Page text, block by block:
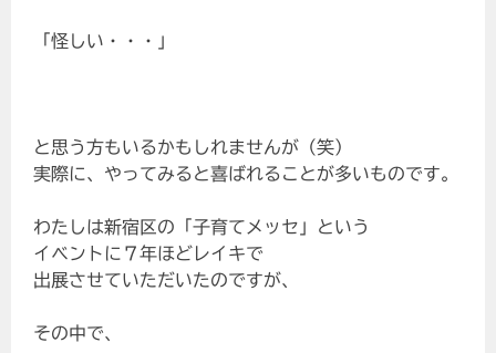
「怪しい・・・」
と思う方もいるかもしれませんが（笑）
実際に、やってみると喜ばれることが多いものです。
わたしは新宿区の「子育てメッセ」という
イベントに７年ほどレイキで
出展させていただいたのですが、
その中で、